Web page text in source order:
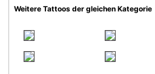
Weitere Tattoos der gleichen Kategorie